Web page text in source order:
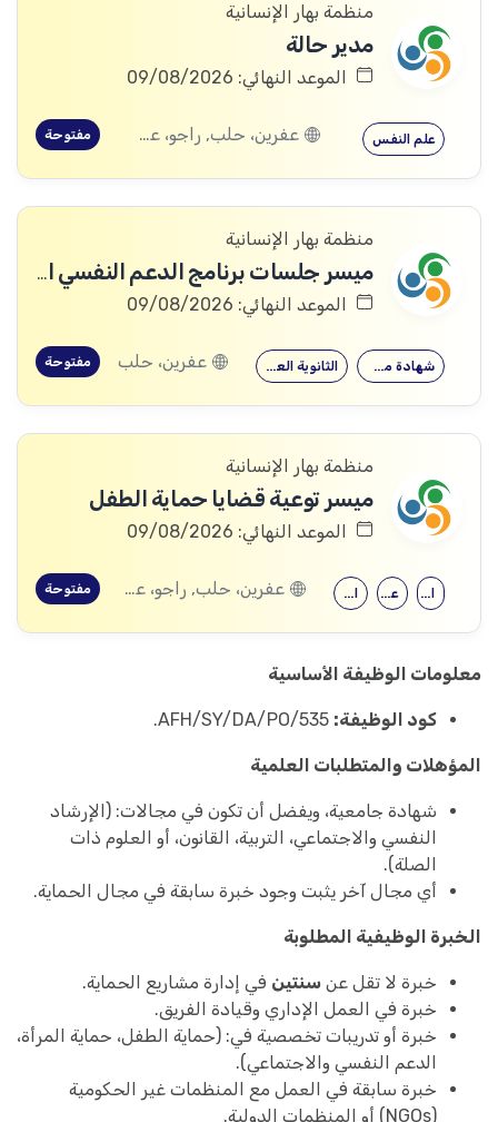
منظمة بهار الإنسانية
مدير حالة
الموعد النهائي: 09/08/2026
علم النفس عفرين، حلب, راجو، عفرين، حلب مفتوحة
منظمة بهار الإنسانية
ميسر جلسات برنامج الدعم النفسي الاجتماعي
الموعد النهائي: 09/08/2026
الثانوية العامة شهادة معهد عفرين، حلب مفتوحة
منظمة بهار الإنسانية
ميسر توعية قضايا حماية الطفل
الموعد النهائي: 09/08/2026
الثانوية العامة علم النفس الحقوق عفرين، حلب, راجو، عفرين، حلب مفتوحة
معلومات الوظيفة الأساسية
كود الوظيفة:
المؤهلات والمتطلبات العلمية
شهادة جامعية، ويفضل أن تكون في مجالات: (الإرشاد
النفسي والاجتماعي، التربية، القانون، أو العلوم ذات
الصلة).
أي مجال آخر يثبت وجود خبرة سابقة في مجال الحماية.
الخبرة الوظيفية المطلوبة
خبرة لا تقل عن سنتين في إدارة مشاريع الحماية.
خبرة في العمل الإداري وقيادة الفريق.
خبرة أو تدريبات تخصصية في: (حماية الطفل، حماية المرأة،
الدعم النفسي والاجتماعي).
خبرة سابقة في العمل مع المنظمات غير الحكومية
(NGOs) أو المنظمات الدولية.